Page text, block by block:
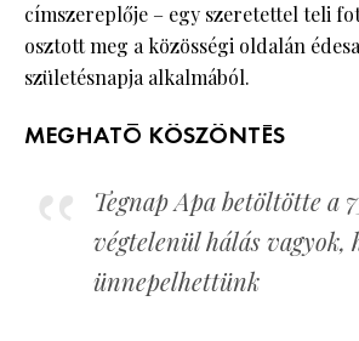
címszereplője – egy szeretettel teli
osztott meg a közösségi oldalán
születésnapja alkalmából.
MEGHATÓ KÖSZÖNTÉS
Tegnap Apa betöltötte a
végtelenül hálás vagyok,
ünnepelhettünk